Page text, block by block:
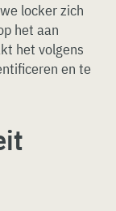
locker zich
het aan
het volgens
en te